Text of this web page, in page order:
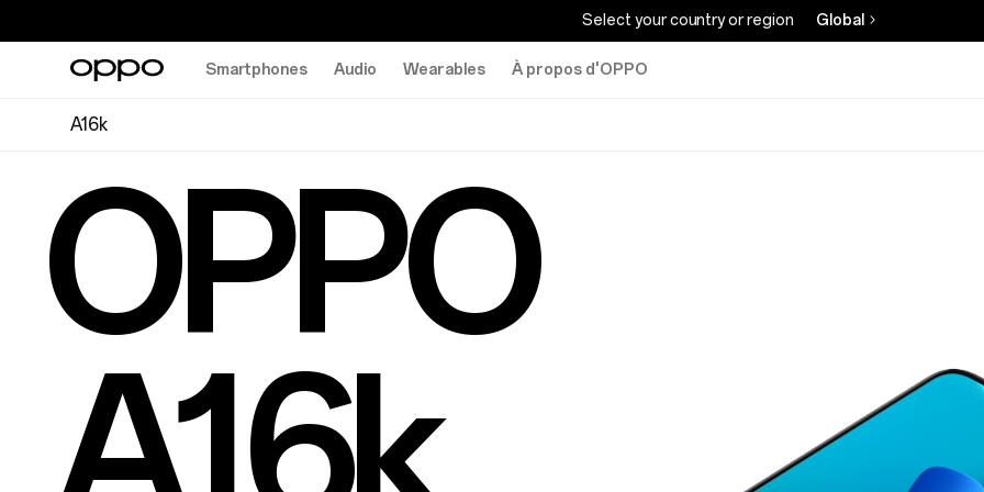
Select your country or region Global
Smartphones Audio Wearables À propos d'OPPO
A16k
OPPO